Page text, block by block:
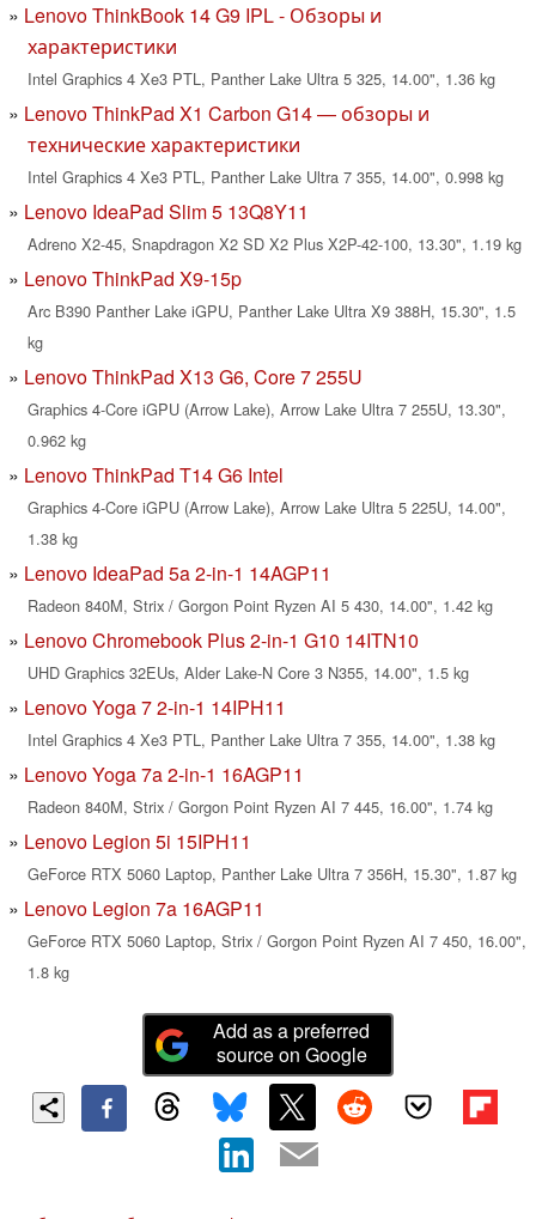
Lenovo ThinkBook 14 G9 IPL - Обзоры и
характеристики
Intel Graphics 4 Xe3 PTL, Panther Lake Ultra 5 325, 14.00", 1.36 kg
Lenovo ThinkPad X1 Carbon G14 — обзоры и
технические характеристики
Intel Graphics 4 Xe3 PTL, Panther Lake Ultra 7 355, 14.00", 0.998 kg
Lenovo IdeaPad Slim 5 13Q8Y11
Adreno X2-45, Snapdragon X2 SD X2 Plus X2P-42-100, 13.30", 1.19 kg
Lenovo ThinkPad X9-15p
Arc B390 Panther Lake iGPU, Panther Lake Ultra X9 388H, 15.30", 1.5
kg
Lenovo ThinkPad X13 G6, Core 7 255U
Graphics 4-Core iGPU (Arrow Lake), Arrow Lake Ultra 7 255U, 13.30",
0.962 kg
Lenovo ThinkPad T14 G6 Intel
Graphics 4-Core iGPU (Arrow Lake), Arrow Lake Ultra 5 225U, 14.00",
1.38 kg
Lenovo IdeaPad 5a 2-in-1 14AGP11
Radeon 840M, Strix / Gorgon Point Ryzen AI 5 430, 14.00", 1.42 kg
Lenovo Chromebook Plus 2-in-1 G10 14ITN10
UHD Graphics 32EUs, Alder Lake-N Core 3 N355, 14.00", 1.5 kg
Lenovo Yoga 7 2-in-1 14IPH11
Intel Graphics 4 Xe3 PTL, Panther Lake Ultra 7 355, 14.00", 1.38 kg
Lenovo Yoga 7a 2-in-1 16AGP11
Radeon 840M, Strix / Gorgon Point Ryzen AI 7 445, 16.00", 1.74 kg
Lenovo Legion 5i 15IPH11
GeForce RTX 5060 Laptop, Panther Lake Ultra 7 356H, 15.30", 1.87 kg
Lenovo Legion 7a 16AGP11
GeForce RTX 5060 Laptop, Strix / Gorgon Point Ryzen AI 7 450, 16.00",
1.8 kg
Add as a preferred
source on Google